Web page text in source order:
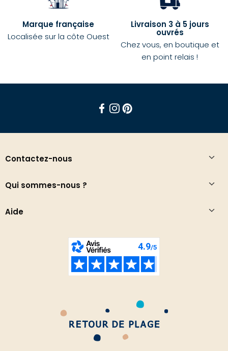
Marque française
Localisée sur la côte Ouest
Livraison 3 à 5 jours
ouvrés
Chez vous, en boutique et
en point relais !
Contactez-nous
Qui sommes-nous ?
Aide